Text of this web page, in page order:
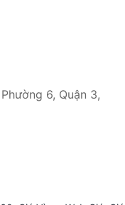
6, Quận 3,